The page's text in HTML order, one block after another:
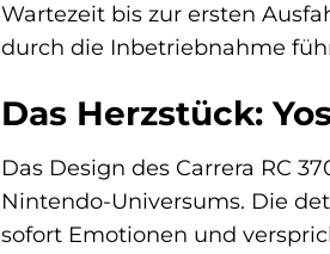
Wartezeit bis zur ersten
durch die Inbetriebnahme
Das Herzstück:
Das Design des Carrera RC
Nintendo-Universums. Die
sofort Emotionen und